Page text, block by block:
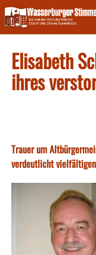
Skip
to
content
Elisabeth
ihres
Trauer um
verdeutlicht